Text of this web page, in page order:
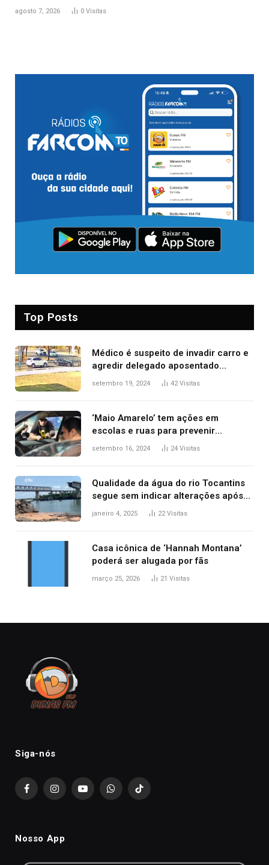
agosto 7, 2026 0 Visitas
Top Posts
Médico é suspeito de invadir carro e
agredir delegado aposentado
durante confusão no trânsito
setembro 19, 2024 42Visitas
‘Maio Amarelo’ tem ações em
escolas e ruas para prevenir
acidentes no trânsito no AP
setembro 16, 2024 24 Visitas
Qualidade da água do rio Tocantins
segue sem indicar alterações após
desabamento da ponte entre MA e
janeiro 4, 2025 22Visitas
Casa icônica de ‘Hannah Montana’
poderá ser alugada por fãs
março 25, 2026 21 Visitas
Siga-nós
FacebookInstagramYouTubeWhatsAppTikTok
Nosso App